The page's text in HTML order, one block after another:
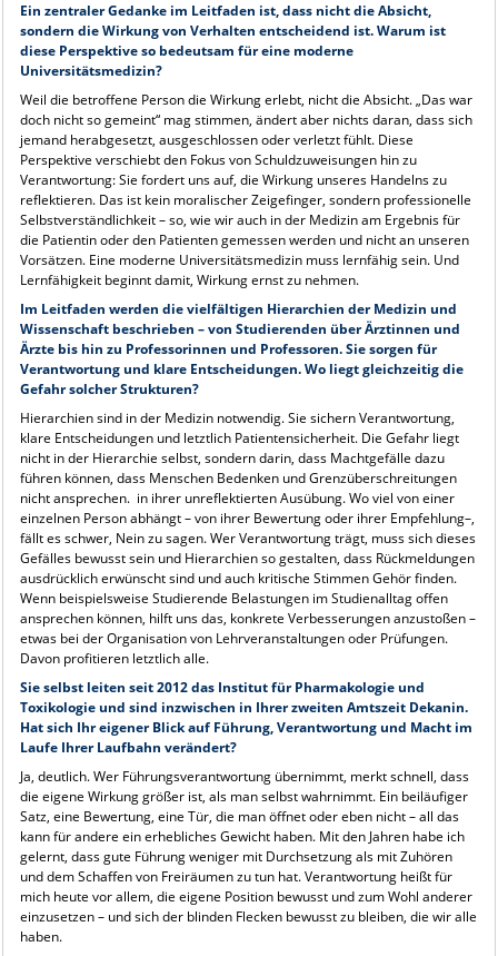
Ein zentraler Gedanke im Leitfaden ist, dass nicht die Absicht,
sondern die Wirkung von Verhalten entscheidend ist. Warum ist
diese Perspektive so bedeutsam für eine moderne
Universitätsmedizin?
Weil die betroffene Person die Wirkung erlebt, nicht die Absicht. „Das war
doch nicht so gemeint“ mag stimmen, ändert aber nichts daran, dass sich
jemand herabgesetzt, ausgeschlossen oder verletzt fühlt. Diese
Perspektive verschiebt den Fokus von Schuldzuweisungen hin zu
Verantwortung: Sie fordert uns auf, die Wirkung unseres Handelns zu
reflektieren. Das ist kein moralischer Zeigefinger, sondern professionelle
Selbstverständlichkeit – so, wie wir auch in der Medizin am Ergebnis für
die Patientin oder den Patienten gemessen werden und nicht an unseren
Vorsätzen. Eine moderne Universitätsmedizin muss lernfähig sein. Und
Lernfähigkeit beginnt damit, Wirkung ernst zu nehmen.
Im Leitfaden werden die vielfältigen Hierarchien der Medizin und
Wissenschaft beschrieben – von Studierenden über Ärztinnen und
Ärzte bis hin zu Professorinnen und Professoren. Sie sorgen für
Verantwortung und klare Entscheidungen. Wo liegt gleichzeitig die
Gefahr solcher Strukturen?
Hierarchien sind in der Medizin notwendig. Sie sichern Verantwortung,
klare Entscheidungen und letztlich Patientensicherheit. Die Gefahr liegt
nicht in der Hierarchie selbst, sondern darin, dass Machtgefälle dazu
führen können, dass Menschen Bedenken und Grenzüberschreitungen
nicht ansprechen. in ihrer unreflektierten Ausübung. Wo viel von einer
einzelnen Person abhängt – von ihrer Bewertung oder ihrer Empfehlung–,
fällt es schwer, Nein zu sagen. Wer Verantwortung trägt, muss sich dieses
Gefälles bewusst sein und Hierarchien so gestalten, dass Rückmeldungen
ausdrücklich erwünscht sind und auch kritische Stimmen Gehör finden.
Wenn beispielsweise Studierende Belastungen im Studienalltag offen
ansprechen können, hilft uns das, konkrete Verbesserungen anzustoßen –
etwas bei der Organisation von Lehrveranstaltungen oder Prüfungen.
Davon profitieren letztlich alle.
Sie selbst leiten seit 2012 das Institut für Pharmakologie und
Toxikologie und sind inzwischen in Ihrer zweiten Amtszeit Dekanin.
Hat sich Ihr eigener Blick auf Führung, Verantwortung und Macht im
Laufe Ihrer Laufbahn verändert?
Ja, deutlich. Wer Führungsverantwortung übernimmt, merkt schnell, dass
die eigene Wirkung größer ist, als man selbst wahrnimmt. Ein beiläufiger
Satz, eine Bewertung, eine Tür, die man öffnet oder eben nicht – all das
kann für andere ein erhebliches Gewicht haben. Mit den Jahren habe ich
gelernt, dass gute Führung weniger mit Durchsetzung als mit Zuhören
und dem Schaffen von Freiräumen zu tun hat. Verantwortung heißt für
mich heute vor allem, die eigene Position bewusst und zum Wohl anderer
einzusetzen – und sich der blinden Flecken bewusst zu bleiben, die wir alle
haben.